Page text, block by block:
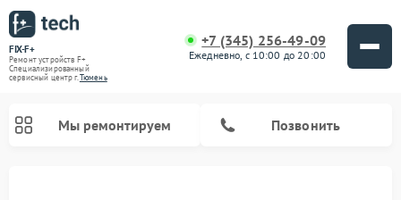
FIX-F+
Ремонт устройств F+
Специализированный
cервисный центр г.Тюмень
+7 (345) 256-49-09
Ежедневно, с 10:00 до 20:00
Мы ремонтируем Позвонить